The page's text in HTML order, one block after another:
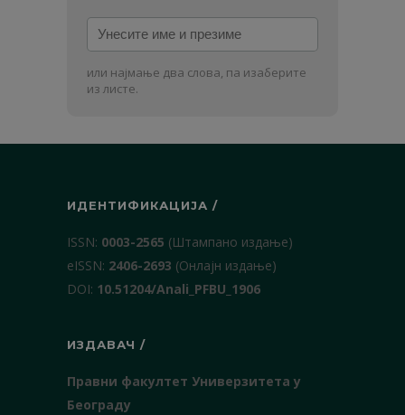
Унесите
име
и
презиме
или најмање два слова, па изаберите
из листе.
ИДЕНТИФИКАЦИЈА /
ISSN: 0003-2565 (Штампано издање)
еISSN: 2406-2693 (Онлајн издање)
DOI: 10.51204/Anali_PFBU_1906
ИЗДАВАЧ /
Правни факултет Универзитета у
Београду